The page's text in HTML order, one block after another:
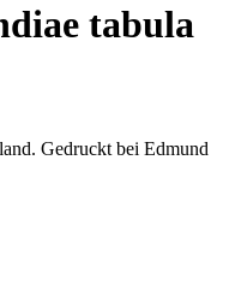
tabula
Gedruckt bei Edmund